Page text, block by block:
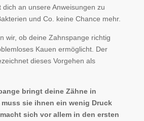
an unsere Anweisungen zu
und Co. keine Chance mehr.
wir, ob deine Zahnspange richtig
Kauen ermöglicht. Der
dieses Vorgehen als
bringt deine Zähne in
sie ihnen ein wenig Druck
sich vor allem in den ersten